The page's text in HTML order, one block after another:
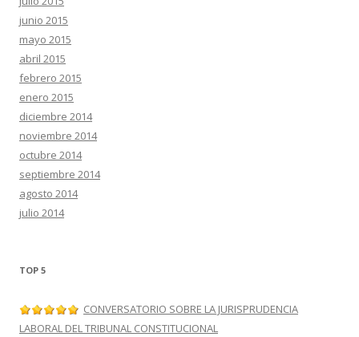
junio 2015
mayo 2015
abril 2015
febrero 2015
enero 2015
diciembre 2014
noviembre 2014
octubre 2014
septiembre 2014
agosto 2014
julio 2014
TOP 5
CONVERSATORIO SOBRE LA JURISPRUDENCIA
LABORAL DEL TRIBUNAL CONSTITUCIONAL